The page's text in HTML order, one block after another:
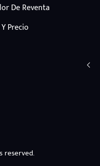
De Reventa
Precio
reserved.